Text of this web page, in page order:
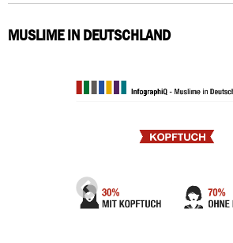
MUSLIME IN DEUTSCHLAND